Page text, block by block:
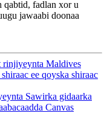
qabtid, fadlan xor u
jawaabi doonaa
rinjiyeynta Maldives
ee qoyska shiraac
Sawirka gidaarka
Canvas